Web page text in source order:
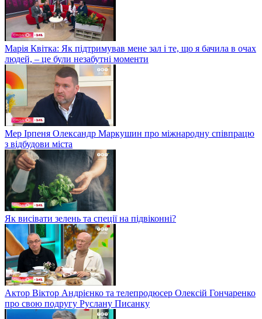
Марія Квітка: Як підтримував мене зал і те, що я бачила в очах
людей, – це були незабутні моменти
Мер Ірпеня Олександр Маркушин про міжнародну співпрацю
з відбудови міста
Як висівати зелень та спеції на підвіконні?
Актор Віктор Андрієнко та телепродюсер Олексій Гончаренко
про свою подругу Руслану Писанку